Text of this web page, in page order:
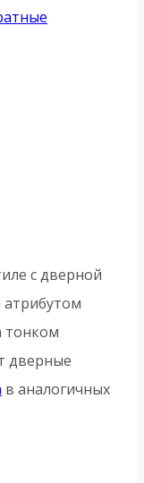
с дверной
тонком
дверные
в аналогичных